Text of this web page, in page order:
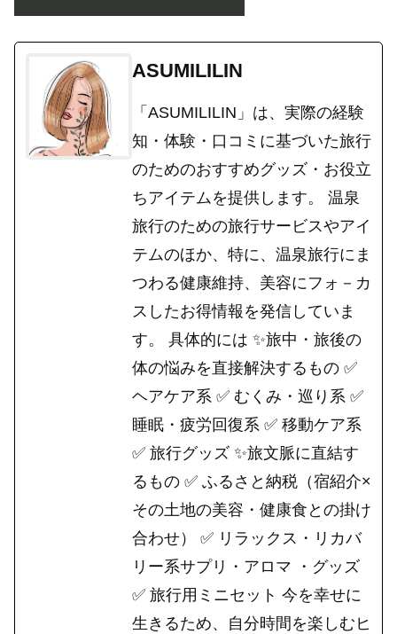
ASUMILILIN
「ASUMILILIN」は、実際の経験
知・体験・口コミに基づいた旅行
のためのおすすめグッズ・お役立
ちアイテムを提供します。 温泉
旅行のための旅行サービスやアイ
テムのほか、特に、温泉旅行にま
つわる健康維持、美容にフォ－カ
スしたお得情報を発信していま
す。 具体的には ✨旅中・旅後の
体の悩みを直接解決するもの ✅
ヘアケア系 ✅ むくみ・巡り系 ✅
睡眠・疲労回復系 ✅ 移動ケア系
✅ 旅行グッズ ✨旅文脈に直結す
るもの ✅ ふるさと納税（宿紹介×
その土地の美容・健康食との掛け
合わせ） ✅ リラックス・リカバ
リー系サプリ・アロマ ・グッズ
✅ 旅行用ミニセット 今を幸せに
生きるため、自分時間を楽しむヒ